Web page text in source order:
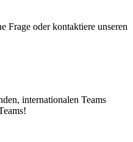
Frage oder kontaktiere unseren
internationalen Teams